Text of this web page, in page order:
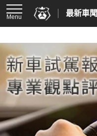
Menu 最新車聞